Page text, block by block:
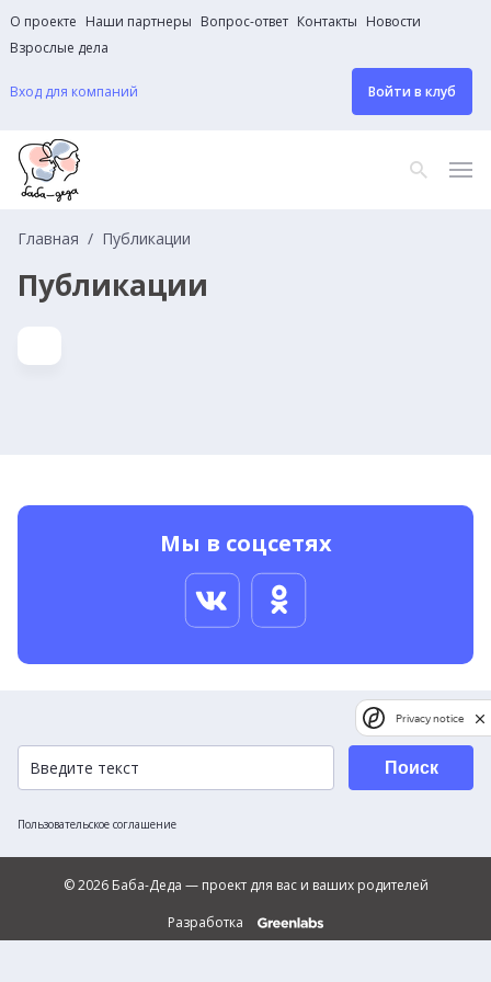
О проекте Наши партнеры Вопрос-ответ Контакты Новости
Взрослые дела
Вход для компаний Войти в клуб
Главная Публикации
Публикации
Мы в соцсетях
Пользовательское соглашение
Поиск
© 2026 Баба-Деда — проект для вас и ваших родителей
Разработка
Privacy notice